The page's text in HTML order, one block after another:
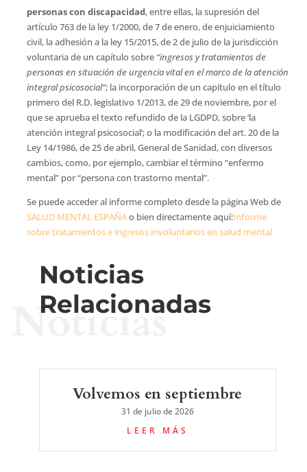
personas con discapacidad, entre ellas, la supresión del
artículo 763 de la ley 1/2000, de 7 de enero, de enjuiciamiento
civil, la adhesión a la ley 15/2015, de 2 de julio de la jurisdicción
voluntaria de un capítulo sobre “ingresos y tratamientos de
personas en situación de urgencia vital en el marco de la atención
integral psicosocial”; la incorporación de un capítulo en el título
primero del R.D. legislativo 1/2013, de 29 de noviembre, por el
que se aprueba el texto refundido de la LGDPD, sobre ‘la
atención integral psicosocial’; o la modificación del art. 20 de la
Ley 14/1986, de 25 de abril, General de Sanidad, con diversos
cambios, como, por ejemplo, cambiar el término “enfermo
mental” por “persona con trastorno mental”.
Se puede acceder al informe completo desde la página Web de
SALUD MENTAL ESPAÑAo bien directamente aquí:Informe
sobre tratamientos e ingresos involuntarios en salud mental
Noticias
Relacionadas
Noticias
Volvemos en septiembre
31 de julio de 2026
LEER MÁS